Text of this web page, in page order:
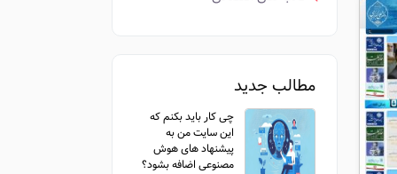
مطالب جدید
چی کار باید بکنم که
این سایت من به
پیشنهاد های هوش
مصنوعی اضافه بشود؟